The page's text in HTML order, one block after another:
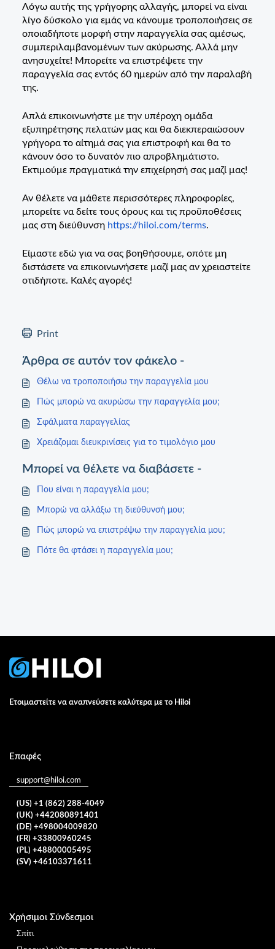
Λόγω αυτής της γρήγορης αλλαγής, μπορεί να είναι
λίγο δύσκολο για εμάς να κάνουμε τροποποιήσεις σε
οποιαδήποτε μορφή στην παραγγελία σας αμέσως,
συμπεριλαμβανομένων των ακύρωσης. Αλλά μην
ανησυχείτε! Μπορείτε να επιστρέψετε την
παραγγελία σας εντός 60 ημερών από την παραλαβή
της.
Απλά επικοινωνήστε με την υπέροχη ομάδα
εξυπηρέτησης πελατών μας και θα διεκπεραιώσουν
γρήγορα το αίτημά σας για επιστροφή και θα το
κάνουν όσο το δυνατόν πιο απροβλημάτιστο.
Εκτιμούμε πραγματικά την επιχείρησή σας μαζί μας!
Αν θέλετε να μάθετε περισσότερες πληροφορίες,
μπορείτε να δείτε τους όρους και τις προϋποθέσεις
μας στη διεύθυνση https://hiloi.com/terms.
Είμαστε εδώ για να σας βοηθήσουμε, οπότε μη
διστάσετε να επικοινωνήσετε μαζί μας αν χρειαστείτε
οτιδήποτε. Καλές αγορές!
Print
Άρθρα σε αυτόν τον φάκελο -
Θέλω να τροποποιήσω την παραγγελία μου
Πώς μπορώ να ακυρώσω την παραγγελία μου;
Σφάλματα παραγγελίας
Χρειάζομαι διευκρινίσεις για το τιμολόγιο μου
Μπορεί να θέλετε να διαβάσετε -
Που είναι η παραγγελία μου;
Μπορώ να αλλάξω τη διεύθυνσή μου;
Πώς μπορώ να επιστρέψω την παραγγελία μου;
Πότε θα φτάσει η παραγγελία μου;
Ετοιμαστείτε να αναπνεύσετε καλύτερα με το Hiloi
Επαφές
support@hiloi.com
(US) +1 (862) 288-4049
(UK) +442080891401
(DE) +498004009820
(FR) +33800960245
(PL) +48800005495
(SV) +46103371611
Χρήσιμοι Σύνδεσμοι
Σπίτι